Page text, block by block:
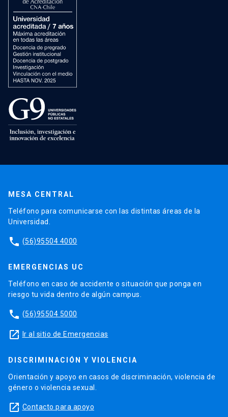
MESA CENTRAL
Teléfono para comunicarse con las distintas áreas de la
Universidad.
phone (56)95504 4000
EMERGENCIAS UC
Teléfono en caso de accidente o situación que ponga en
riesgo tu vida dentro de algún campus.
phone (56)95504 5000
launch Ir al sitio de Emergencias
DISCRIMINACIÓN Y VIOLENCIA
Orientación y apoyo en casos de discriminación, violencia de
género o violencia sexual.
launch Contacto para apoyo